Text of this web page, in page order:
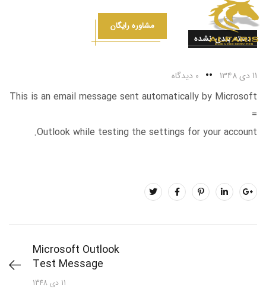
مشاوره رایگان
دسته بندی نشده
11 دی 1348 0 دیدگاه
This is an email message sent automatically by Microsoft
=
Outlook while testing the settings for your account.
Microsoft Outlook
Test Message
11 دی 1348